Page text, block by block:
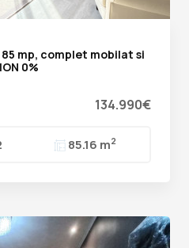
mp, complet mobilat si
0%
134.990€
85.16 m2